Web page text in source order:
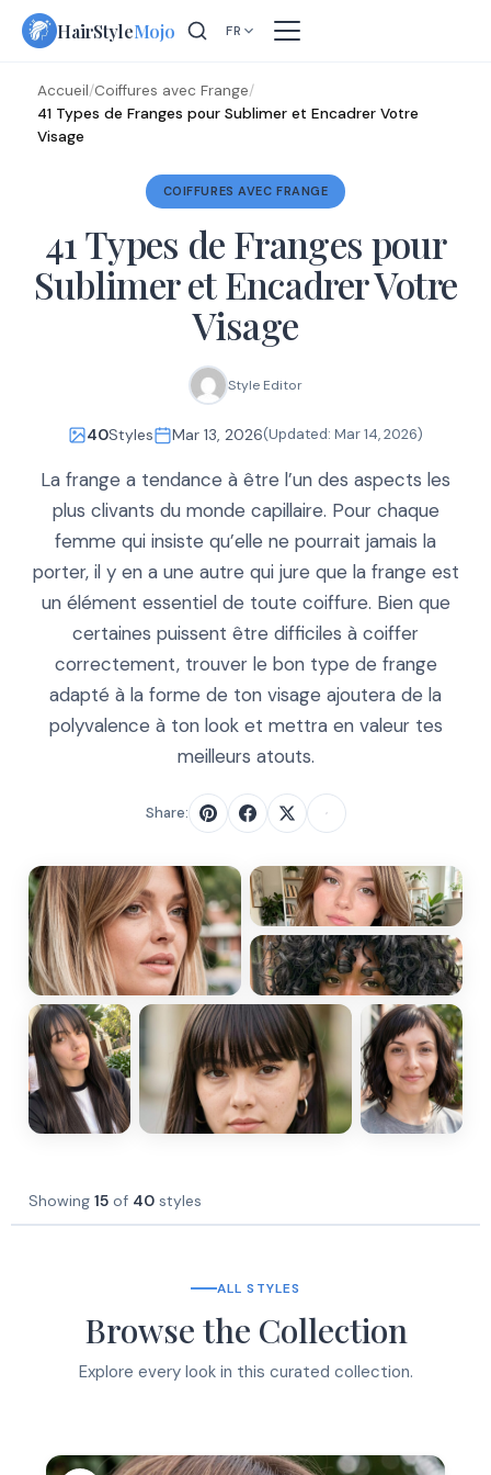
Skip
HairStyleMojo FR
Accueil/Coiffures avec Frange/
41 Types de Franges pour Sublimer et Encadrer Votre
Visage
COIFFURES AVEC FRANGE
41 Types de Franges pour
Sublimer et Encadrer Votre
Visage
Style Editor
40Styles Mar 13, 2026(Updated: Mar 14, 2026)
La frange a tendance à être l’un des aspects les
plus clivants du monde capillaire. Pour chaque
femme qui insiste qu’elle ne pourrait jamais la
porter, il y en a une autre qui jure que la frange est
un élément essentiel de toute coiffure. Bien que
certaines puissent être difficiles à coiffer
correctement, trouver le bon type de frange
adapté à la forme de ton visage ajoutera de la
polyvalence à ton look et mettra en valeur tes
meilleurs atouts.
Share:
Showing 15 of 40 styles
ALL STYLES
Browse the Collection
Explore every look in this curated collection.